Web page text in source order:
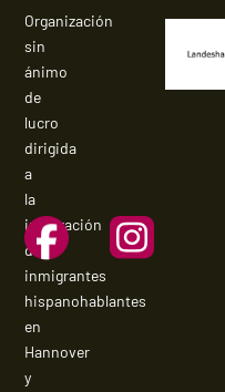
Organización
sin
ánimo
de
lucro
dirigida
a
la
integración
de
inmigrantes
hispanohablantes
en
Hannover
y